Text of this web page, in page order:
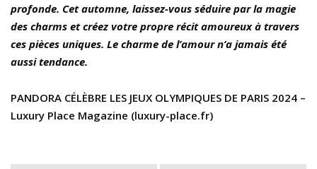
profonde. Cet automne, laissez-vous séduire par la magie
des charms et créez votre propre récit amoureux à travers
ces pièces uniques. Le charme de l’amour n’a jamais été
aussi tendance.
PANDORA CÉLÈBRE LES JEUX OLYMPIQUES DE PARIS 2024 –
Luxury Place Magazine (luxury-place.fr)